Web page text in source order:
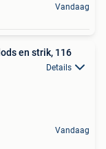
Vandaag
en strik, 116
Details
Vandaag